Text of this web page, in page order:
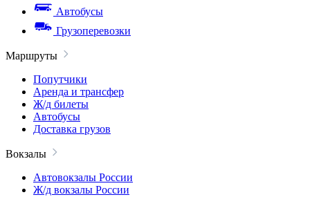
Автобусы
Грузоперевозки
Маршруты
Попутчики
Аренда и трансфер
Ж/д билеты
Автобусы
Доставка грузов
Вокзалы
Автовокзалы России
Ж/д вокзалы России